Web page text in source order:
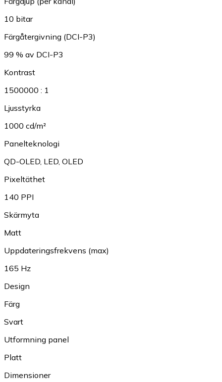
10 bitar
Färgåtergivning (DCI-P3)
99 % av DCI-P3
Kontrast
1500000 : 1
Ljusstyrka
1000 cd/m²
Panelteknologi
QD-OLED LED OLED
Pixeltäthet
140 PPI
Skärmyta
Matt
Uppdateringsfrekvens (max)
165 Hz
Design
Färg
Svart
Utformning panel
Platt
Dimensioner